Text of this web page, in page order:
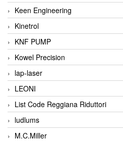
Keen Engineering
Kinetrol
KNF PUMP
Kowel Precision
lap-laser
LEONI
List Code Reggiana Riduttori
ludlums
M.C.Miller